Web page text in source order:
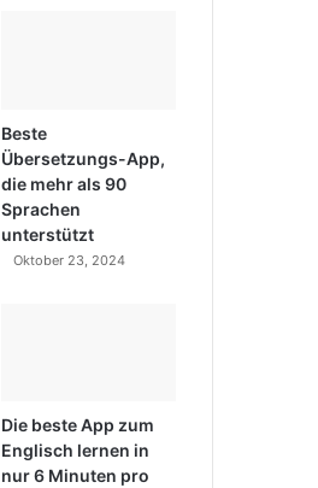
Beste
Übersetzungs-App,
die mehr als 90
Sprachen
unterstützt
Oktober 23, 2024
Die beste App zum
Englisch lernen in
nur 6 Minuten pro